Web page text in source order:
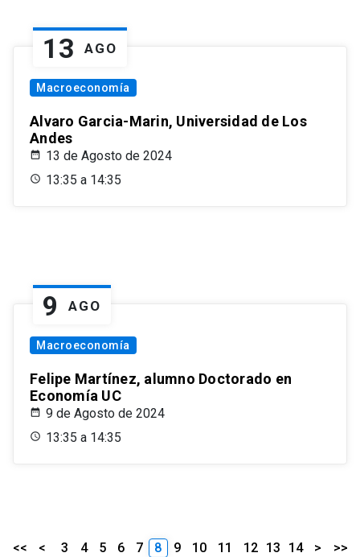
13 AGO
Macroeconomía
Alvaro Garcia-Marin, Universidad de Los
Andes
13 de Agosto de 2024
13:35 a 14:35
9 AGO
Macroeconomía
Felipe Martínez, alumno Doctorado en
Economía UC
9 de Agosto de 2024
13:35 a 14:35
<< < 3 4 5 6 7 8 9 10 11 12 13 14 > >>